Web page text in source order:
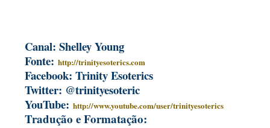
Canal: Shelley Young
Fonte: http://trinityesoterics.com
Facebook: Trinity Esoterics
Twitter: @trinityesoteric
YouTube: http://www.youtube.com/user/trinityesoterics
Tradução e Formatação: